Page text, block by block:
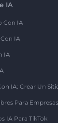
IA
Con IA
IA
IA
IA: Crear Un
Para Empresas
IA Para TikTok